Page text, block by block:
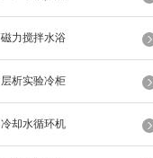
磁力搅拌水浴
层析实验冷柜
冷却水循环机